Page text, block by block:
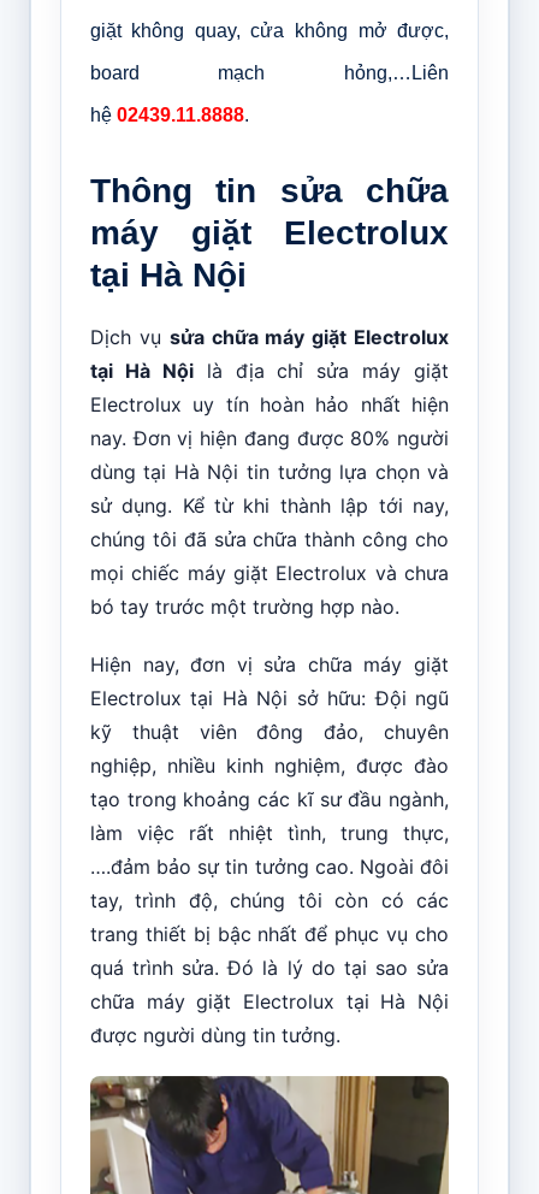
giặt không quay, cửa không mở được,
board mạch hỏng,…Liên
hệ 02439.11.8888.
Thông tin sửa chữa
máy giặt Electrolux
tại Hà Nội
Dịch vụ sửa chữa máy giặt Electrolux
tại Hà Nộilà địa chỉ sửa máy giặt
Electrolux uy tín hoàn hảo nhất hiện
nay. Đơn vị hiện đang được 80% người
dùng tại Hà Nội tin tưởng lựa chọn và
sử dụng. Kể từ khi thành lập tới nay,
chúng tôi đã sửa chữa thành công cho
mọi chiếc máy giặt Electrolux và chưa
bó tay trước một trường hợp nào.
Hiện nay, đơn vị sửa chữa máy giặt
Electrolux tại Hà Nội sở hữu: Đội ngũ
kỹ thuật viên đông đảo, chuyên
nghiệp, nhiều kinh nghiệm, được đào
tạo trong khoảng các kĩ sư đầu ngành,
làm việc rất nhiệt tình, trung thực,
….đảm bảo sự tin tưởng cao. Ngoài đôi
tay, trình độ, chúng tôi còn có các
trang thiết bị bậc nhất để phục vụ cho
quá trình sửa. Đó là lý do tại sao sửa
chữa máy giặt Electrolux tại Hà Nội
được người dùng tin tưởng.